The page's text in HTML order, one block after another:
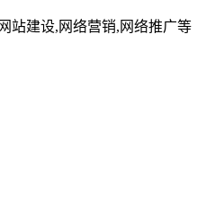
站建设,网络营销,网络推广等